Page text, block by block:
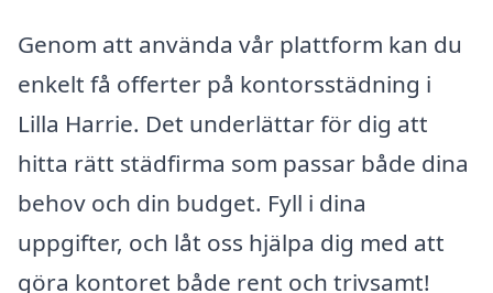
Genom att använda vår plattform kan du
enkelt få offerter på kontorsstädning i
Lilla Harrie. Det underlättar för dig att
hitta rätt städfirma som passar både dina
behov och din budget. Fyll i dina
uppgifter, och låt oss hjälpa dig med att
göra kontoret både rent och trivsamt!